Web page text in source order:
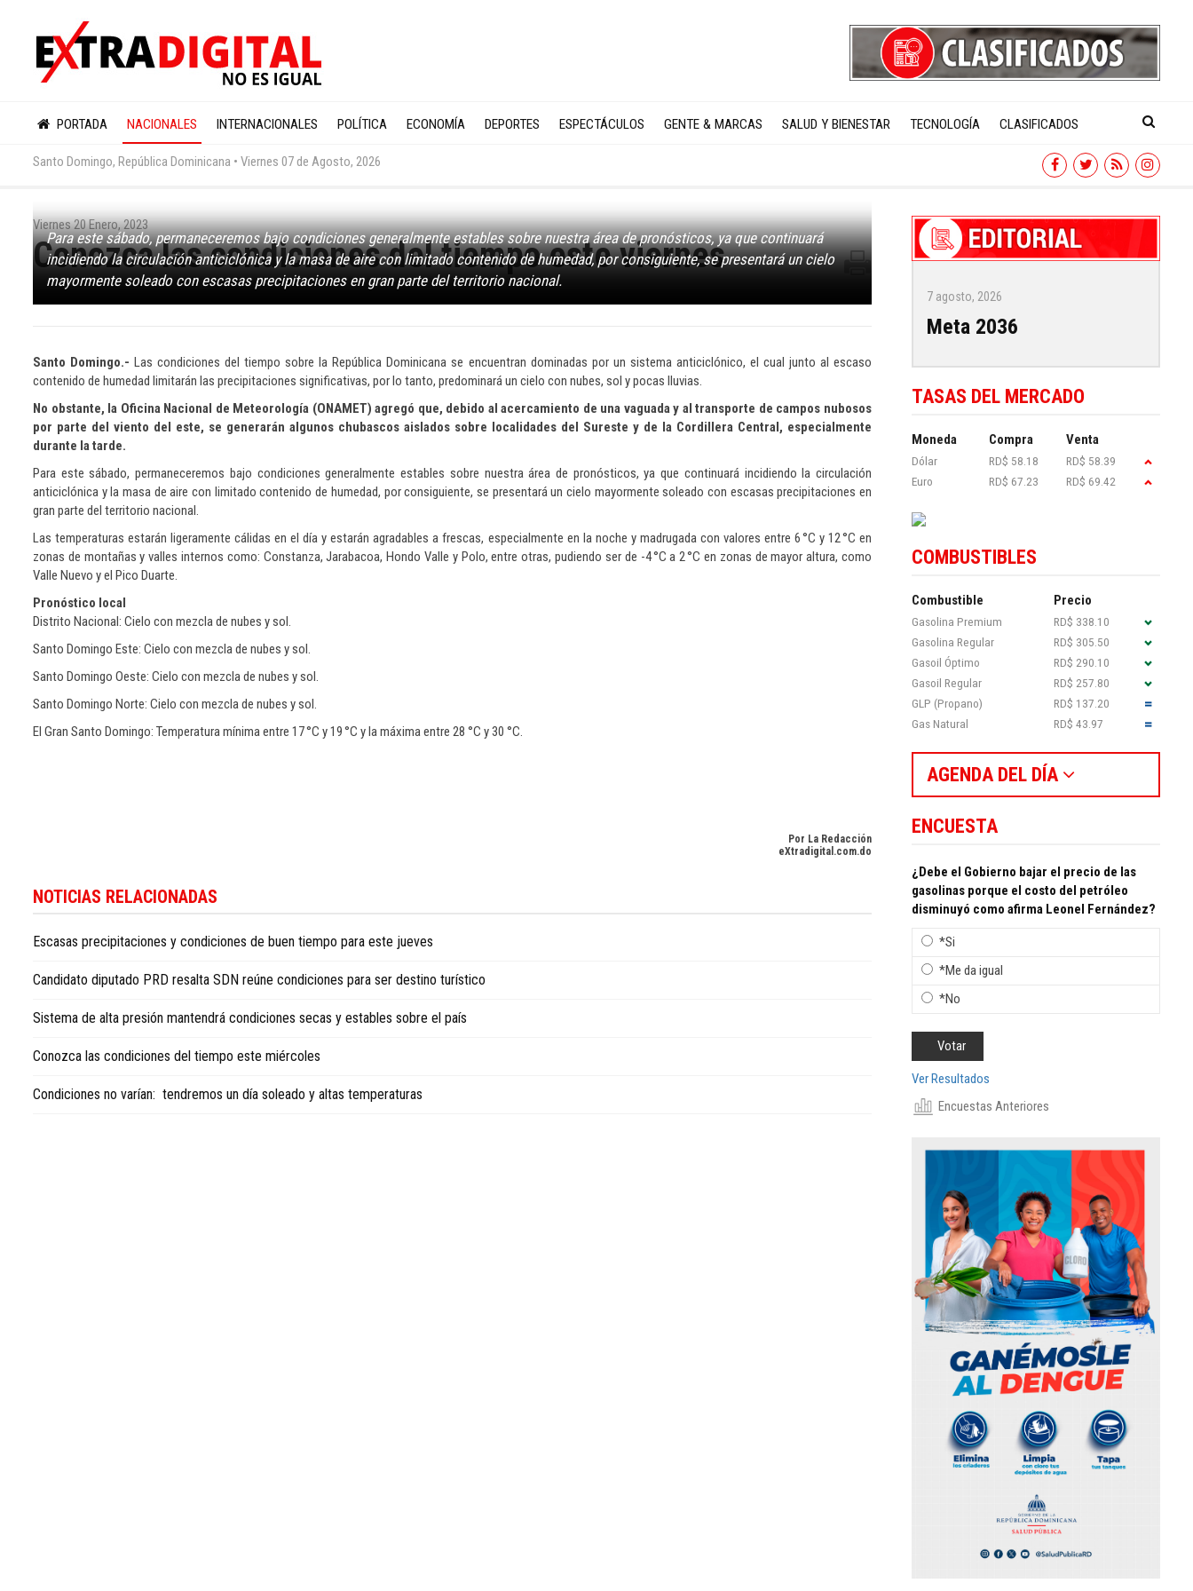
PORTADA NACIONALES INTERNACIONALES POLÍTICA ECONOMÍA DEPORTES ESPECTÁCULOS GENTE & MARCAS SALUD Y BIENESTAR TECNOLOGÍA CLASIFICADOS
Santo Domingo, República Dominicana • Viernes 07 de Agosto, 2026
Viernes 20 Enero, 2023
Conozca las condiciones del tiempo este viernes
Para este sábado, permaneceremos bajo condiciones generalmente estables sobre nuestra área de pronósticos, ya que continuará
incidiendo la circulación anticiclónica y la masa de aire con limitado contenido de humedad, por consiguiente, se presentará un cielo
mayormente soleado con escasas precipitaciones en gran parte del territorio nacional.
Santo Domingo.- Las condiciones del tiempo sobre la República Dominicana se encuentran dominadas por un sistema anticiclónico, el cual junto al escaso
contenido de humedad limitarán las precipitaciones significativas, por lo tanto, predominará un cielo con nubes, sol y pocas lluvias.
No obstante, la Oficina Nacional de Meteorología (ONAMET) agregó que, debido al acercamiento de una vaguada y al transporte de campos nubosos
por parte del viento del este, se generarán algunos chubascos aislados sobre localidades del Sureste y de la Cordillera Central, especialmente
durante la tarde.
Para este sábado, permaneceremos bajo condiciones generalmente estables sobre nuestra área de pronósticos, ya que continuará incidiendo la circulación
anticiclónica y la masa de aire con limitado contenido de humedad, por consiguiente, se presentará un cielo mayormente soleado con escasas precipitaciones en
gran parte del territorio nacional.
Las temperaturas estarán ligeramente cálidas en el día y estarán agradables a frescas, especialmente en la noche y madrugada con valores entre 6 °C y 12 °C en
zonas de montañas y valles internos como: Constanza, Jarabacoa, Hondo Valle y Polo, entre otras, pudiendo ser de -4 °C a 2 °C en zonas de mayor altura, como
Valle Nuevo y el Pico Duarte.
Pronóstico local
Distrito Nacional: Cielo con mezcla de nubes y sol.
Santo Domingo Este: Cielo con mezcla de nubes y sol.
Santo Domingo Oeste: Cielo con mezcla de nubes y sol.
Santo Domingo Norte: Cielo con mezcla de nubes y sol.
El Gran Santo Domingo: Temperatura mínima entre 17 °C y 19 °C y la máxima entre 28 °C y 30 °C.
Por La Redacción
eXtradigital.com.do
conocer
sobre
República
visite
Republic
in
NOTICIAS RELACIONADAS
Escasas precipitaciones y condiciones de buen tiempo para este jueves
Candidato diputado PRD resalta SDN reúne condiciones para ser destino turístico
Sistema de alta presión mantendrá condiciones secas y estables sobre el país
Conozca las condiciones del tiempo este miércoles
Condiciones no varían: tendremos un día soleado y altas temperaturas
7 agosto, 2026
Meta 2036
TASAS DEL MERCADO
Moneda Compra Venta
Dólar RD$ 58.18
RD$ 58.39
Euro
RD$ 67.23 RD$ 69.42
COMBUSTIBLES
Combustible Precio
Gasolina Premium
RD$ 338.10
Gasolina Regular
RD$ 305.50
Gasoil Óptimo
RD$ 290.10
Gasoil Regular
RD$ 257.80
GLP (Propano)
RD$ 137.20
Gas Natural
RD$ 43.97
AGENDA DEL DÍA
ENCUESTA
¿Debe el Gobierno bajar el precio de las
gasolinas porque el costo del petróleo
disminuyó como afirma Leonel Fernández?
*Si
*Me da igual
*No
Ver Resultados
Encuestas Anteriores